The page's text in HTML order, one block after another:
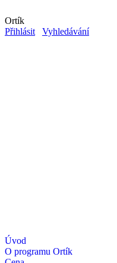
Ortík
Přihlásit
Vyhledávání
Úvod
O programu Ortík